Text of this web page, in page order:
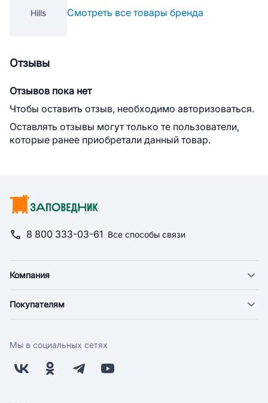
Hills Смотреть все товары бренда
Отзывы
Отзывов пока нет
Чтобы оставить отзыв, необходимо авторизоваться.
Оставлять отзывы могут только те пользователи,
которые ранее приобретали данный товар.
8 800 333-03-61 Все способы связи
Компания
Новости
Поставщикам
Заводчикам
Покупателям
Оплата
Бонусная программа
Мы в социальных сетях